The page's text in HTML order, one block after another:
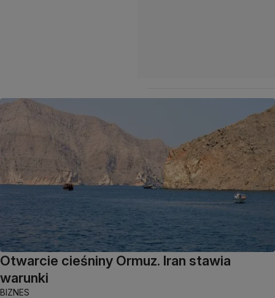
Otwarcie cieśniny Ormuz. Iran stawia
warunki
BIZNES